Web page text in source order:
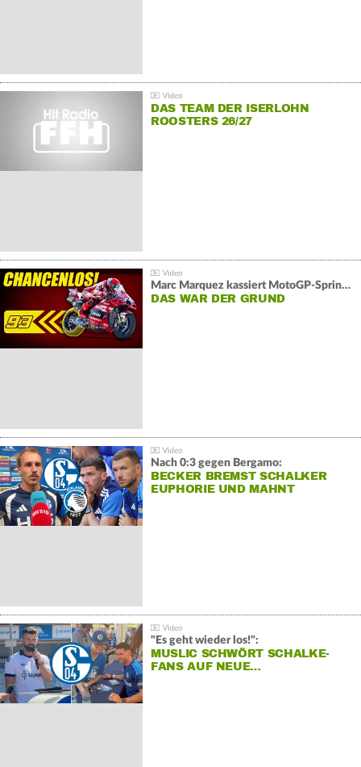
DAS TEAM DER ISERLOHN
ROOSTERS 26/27
Marc Marquez kassiert MotoGP-Sprint-Schlappe:
DAS WAR DER GRUND
Nach 0:3 gegen Bergamo:
BECKER BREMST SCHALKER
EUPHORIE UND MAHNT
"Es geht wieder los!":
MUSLIC SCHWÖRT SCHALKE-
FANS AUF NEUE…